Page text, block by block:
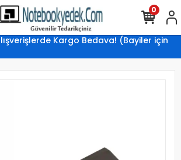
Kargo Bedava! (Bayiler için
0